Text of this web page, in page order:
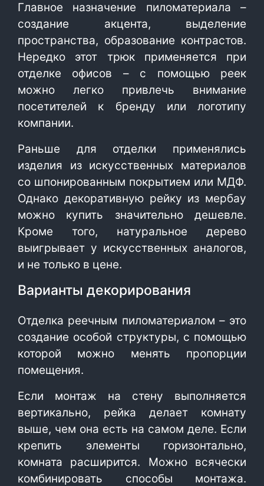
Главное назначение пиломатериала –
создание акцента, выделение
пространства, образование контрастов.
Нередко этот трюк применяется при
отделке офисов – с помощью реек
можно легко привлечь внимание
посетителей к бренду или логотипу
компании.
Раньше для отделки применялись
изделия из искусственных материалов
со шпонированным покрытием или МДФ.
Однако декоративную рейку из мербау
можно купить значительно дешевле.
Кроме того, натуральное дерево
выигрывает у искусственных аналогов,
и не только в цене.
Варианты декорирования
Отделка реечным пиломатериалом – это
создание особой структуры, с помощью
которой можно менять пропорции
помещения.
Если монтаж на стену выполняется
вертикально, рейка делает комнату
выше, чем она есть на самом деле. Если
крепить элементы горизонтально,
комната расширится. Можно всячески
комбинировать способы монтажа.